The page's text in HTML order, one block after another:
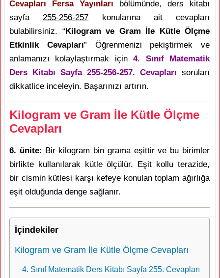
Cevapları Fersa Yayınları bölümünde, ders kitabı
sayfa255-256-257 konularına ait cevapları
bulabilirsiniz. “Kilogram ve Gram İle Kütle Ölçme
Etkinlik Cevapları” Öğrenmenizi pekiştirmek ve
anlamanızı kolaylaştırmak için4. Sınıf Matematik
Ders Kitabı Sayfa 255-256-257. Cevapları soruları
dikkatlice inceleyin. Başarınızı artırın.
Kilogram ve Gram İle Kütle Ölçme
Cevapları
6. ünite: Bir kilogram bin grama eşittir ve bu birimler
birlikte kullanılarak kütle ölçülür. Eşit kollu terazide,
bir cismin kütlesi karşı kefeye konulan toplam ağırlığa
eşit olduğunda denge sağlanır.
İçindekiler
Kilogram ve Gram İle Kütle Ölçme Cevapları
4. Sınıf Matematik Ders Kitabı Sayfa 255. Cevapları